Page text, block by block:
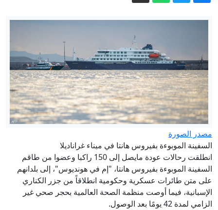
وشيكة للحرب مع إيرانمسؤول سعودي لـCNN: المملكة تتوقع
"هجمات" لميليشيات عراقية والحوثي
بدأ بجديه ثم فتح النار على مدرسة.. طالب
يقتل 8 أشخاص في تايلند
ترامب: إيران هدّدت بـ"إغراق الخليج في
الظلام" إذا استهدفت الولايات المتحدة
محطات توليد الكهرباء الإيرانية
"أزمة سبتة".. المغرب "مستعد" للتعاون
مكتب التنسيق: إتاحة تعديل الرغبات حتى
غلق المرحلة الأولى
مصدر الصورة
السفينة الموبوءة بفيروس هانتا في ميناء غراناديلا
انطلقت رحالات عودة مايصل إلى 150 راكبا وعضوا من طاقم
السفينة الموبوءة بفيروس هانتا، "إم في هونديوس"، إلى بلدانهم
على متن طائرات عسكرية وحكومية انطلاقاً من جزر الكناري
الإسبانية، فيما أوصت منظمة الصحة العالمية بحجر صحي غير
الزامي لمدة 42 يومًا بعد الوصول.